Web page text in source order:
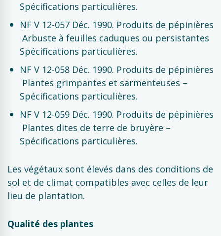
Spécifications particulières.
NF V 12-057 Déc. 1990. Produits de pépinières
 Arbuste à feuilles caduques ou persistantes 
Spécifications particulières.
NF V 12-058 Déc. 1990. Produits de pépinières
 Plantes grimpantes et sarmenteuses –
Spécifications particulières.
NF V 12-059 Déc. 1990. Produits de pépinières
 Plantes dites de terre de bruyère –
Spécifications particulières.
Les végétaux sont élevés dans des conditions de
sol et de climat compatibles avec celles de leur
lieu de plantation.
Qualité des plantes